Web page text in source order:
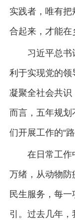
实践者，唯有把
合起来，才能在
习近平总书
利于实现党的领
凝聚全社会共识
而言，五年规
们开展工作的“路
在日常工作
万绪，从动物防
民生服务，每
引。过去几年